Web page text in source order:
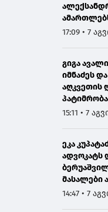
17:09 • 7
გიგა
იმნაძეს
აღკვეთის
15:11 • 7
ეკა
ადვოკატს
მასალები
წერია
14:47 • 7